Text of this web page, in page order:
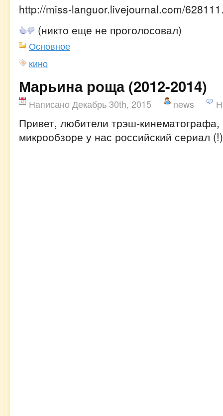
http://miss-languor.livejournal.com/
(никто еще не проголосовал)
Основное
кино
Марьина роща (2012-2014)
Написано Декабрь 30th, 2015 news
Привет, любители трэш-
микрообзоре у нас российский сериал